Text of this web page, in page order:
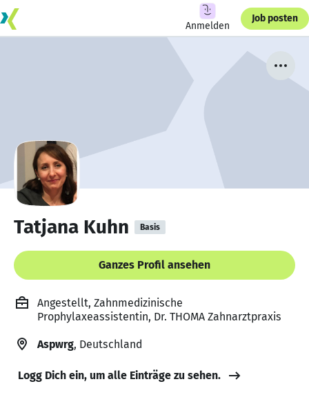
Anmelden
Job posten
Tatjana Kuhn Basis
Ganzes Profil ansehen
Angestellt, Zahnmedizinische
Prophylaxeassistentin, Dr. THOMA Zahnarztpraxis
Aspwrg, Deutschland
Logg Dich ein, um alle Einträge zu sehen.